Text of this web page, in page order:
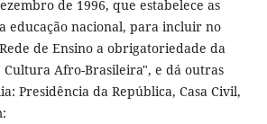
de 1996, que estabelece as
educação nacional, para incluir no
de Ensino a obrigatoriedade da
Afro-Brasileira", e dá outras
Presidência da República, Casa Civil,